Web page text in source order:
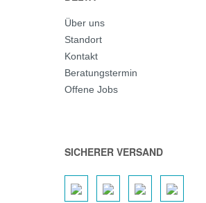
Über uns
Standort
Kontakt
Beratungstermin
Offene Jobs
SICHERER VERSAND